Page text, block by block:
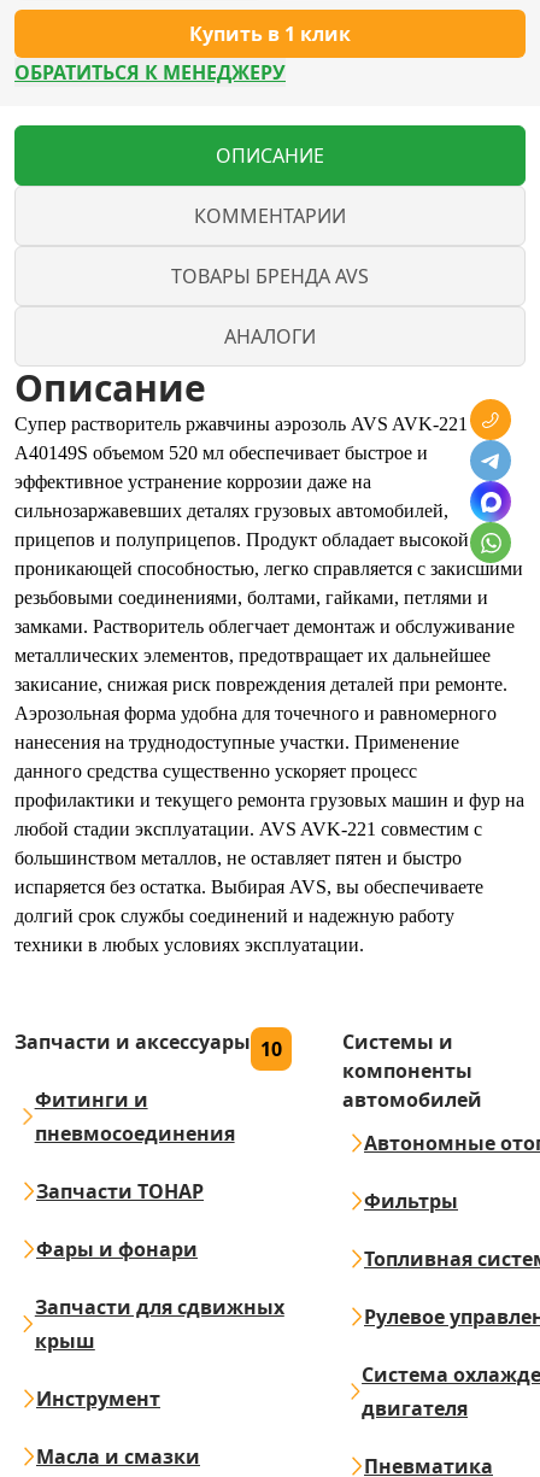
Купить в 1 клик
ОБРАТИТЬСЯ К МЕНЕДЖЕРУ
ОПИСАНИЕ
КОММЕНТАРИИ
ТОВАРЫ БРЕНДА AVS
АНАЛОГИ
Описание
Супер растворитель ржавчины аэрозоль AVS AVK-221
A40149S объемом 520 мл обеспечивает быстрое и
эффективное устранение коррозии даже на
сильнозаржавевших деталях грузовых автомобилей,
прицепов и полуприцепов. Продукт обладает высокой
проникающей способностью, легко справляется с закисшими
резьбовыми соединениями, болтами, гайками, петлями и
замками. Растворитель облегчает демонтаж и обслуживание
металлических элементов, предотвращает их дальнейшее
закисание, снижая риск повреждения деталей при ремонте.
Аэрозольная форма удобна для точечного и равномерного
нанесения на труднодоступные участки. Применение
данного средства существенно ускоряет процесс
профилактики и текущего ремонта грузовых машин и фур на
любой стадии эксплуатации. AVS AVK-221 совместим с
большинством металлов, не оставляет пятен и быстро
испаряется без остатка. Выбирая AVS, вы обеспечиваете
долгий срок службы соединений и надежную работу
техники в любых условиях эксплуатации.
Запчасти и аксессуары 10
Фитинги и
пневмосоединения
Запчасти ТОНАР
Фары и фонари
Запчасти для сдвижных
крыш
Инструмент
Масла и смазки
Системы и
компоненты
автомобилей
Автономные
Фильтры
Топливная
Рулевое
Система
двигателя
Пневматика